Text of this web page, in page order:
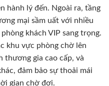
hành lý đến. Ngoài ra, tầng
mại sầm uất với nhiều
khách VIP sang trọng.
khu vực phòng chờ lên
thương gia cao cấp, và
đảm bảo sự thoải mái
gian chờ đợi.